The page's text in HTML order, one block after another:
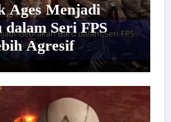
Ages Menjadi
Seri FPS
Agresif